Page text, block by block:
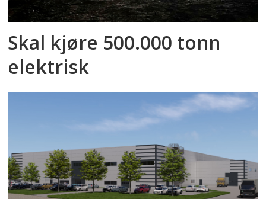
Skal kjøre 500.000 tonn
elektrisk